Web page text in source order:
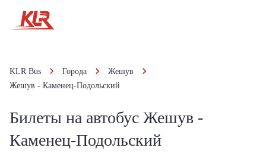
KLR Bus Города
Жешув
Жешув - Каменец-Подольский
Билеты на автобус Жешув -
Каменец-Подольский